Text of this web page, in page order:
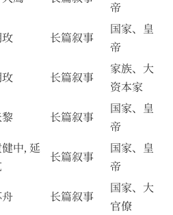
帝
长篇叙事
国家、皇
帝
长篇叙事
家族、大
资本家
长篇叙事
国家、皇
帝
中, 延
长篇叙事
国家、皇
帝
长篇叙事
国家、大
官僚